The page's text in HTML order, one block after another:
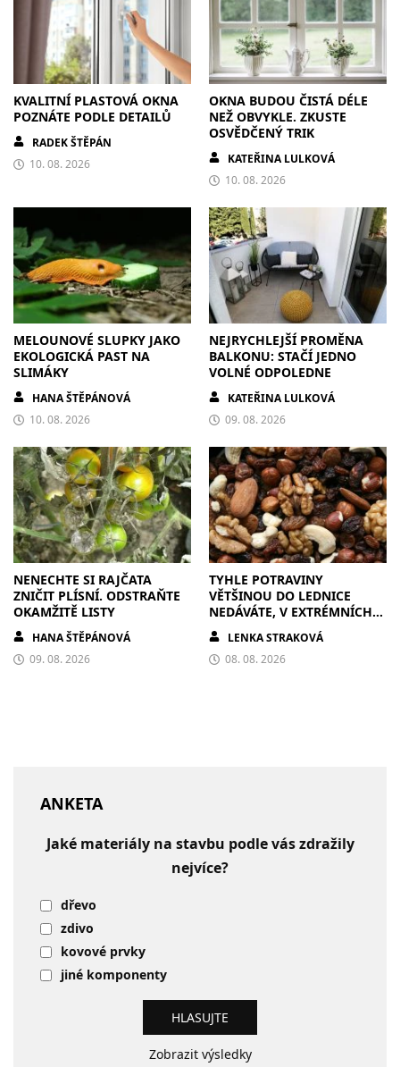
KVALITNÍ PLASTOVÁ OKNA
POZNÁTE PODLE DETAILŮ
RADEK ŠTĚPÁN
10. 08. 2026
OKNA BUDOU ČISTÁ DÉLE
NEŽ OBVYKLE. ZKUSTE
OSVĚDČENÝ TRIK
KATEŘINA LULKOVÁ
10. 08. 2026
MELOUNOVÉ SLUPKY JAKO
EKOLOGICKÁ PAST NA
SLIMÁKY
HANA ŠTĚPÁNOVÁ
10. 08. 2026
NEJRYCHLEJŠÍ PROMĚNA
BALKONU: STAČÍ JEDNO
VOLNÉ ODPOLEDNE
KATEŘINA LULKOVÁ
09. 08. 2026
NENECHTE SI RAJČATA
ZNIČIT PLÍSNÍ. ODSTRAŇTE
OKAMŽITĚ LISTY
HANA ŠTĚPÁNOVÁ
09. 08. 2026
TYHLE POTRAVINY
VĚTŠINOU DO LEDNICE
NEDÁVÁTE, V EXTRÉMNÍCH
VEDRECH JE TAM ALE
PŘESUŇTE
LENKA STRAKOVÁ
08. 08. 2026
ANKETA
Jaké materiály na stavbu podle vás zdražily
nejvíce?
dřevo
zdivo
kovové prvky
jiné komponenty
Zobrazit výsledky